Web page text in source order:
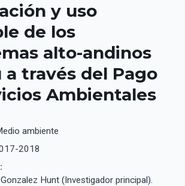
y uso
de los
alto-andinos
a través del Pago
Ambientales
ambiente
2018
Hunt (Investigador principal).